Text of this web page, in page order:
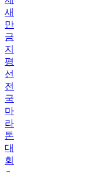
새
만
금
지
평
선
전
국
마
라
톤
대
회